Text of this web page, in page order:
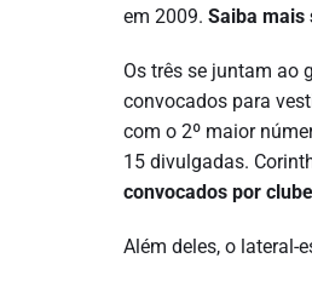
em 2009. Saiba mais
Os três se juntam ao
convocados para
com o 2º maior
15 divulgadas.
convocados por
Além deles, o lateral-